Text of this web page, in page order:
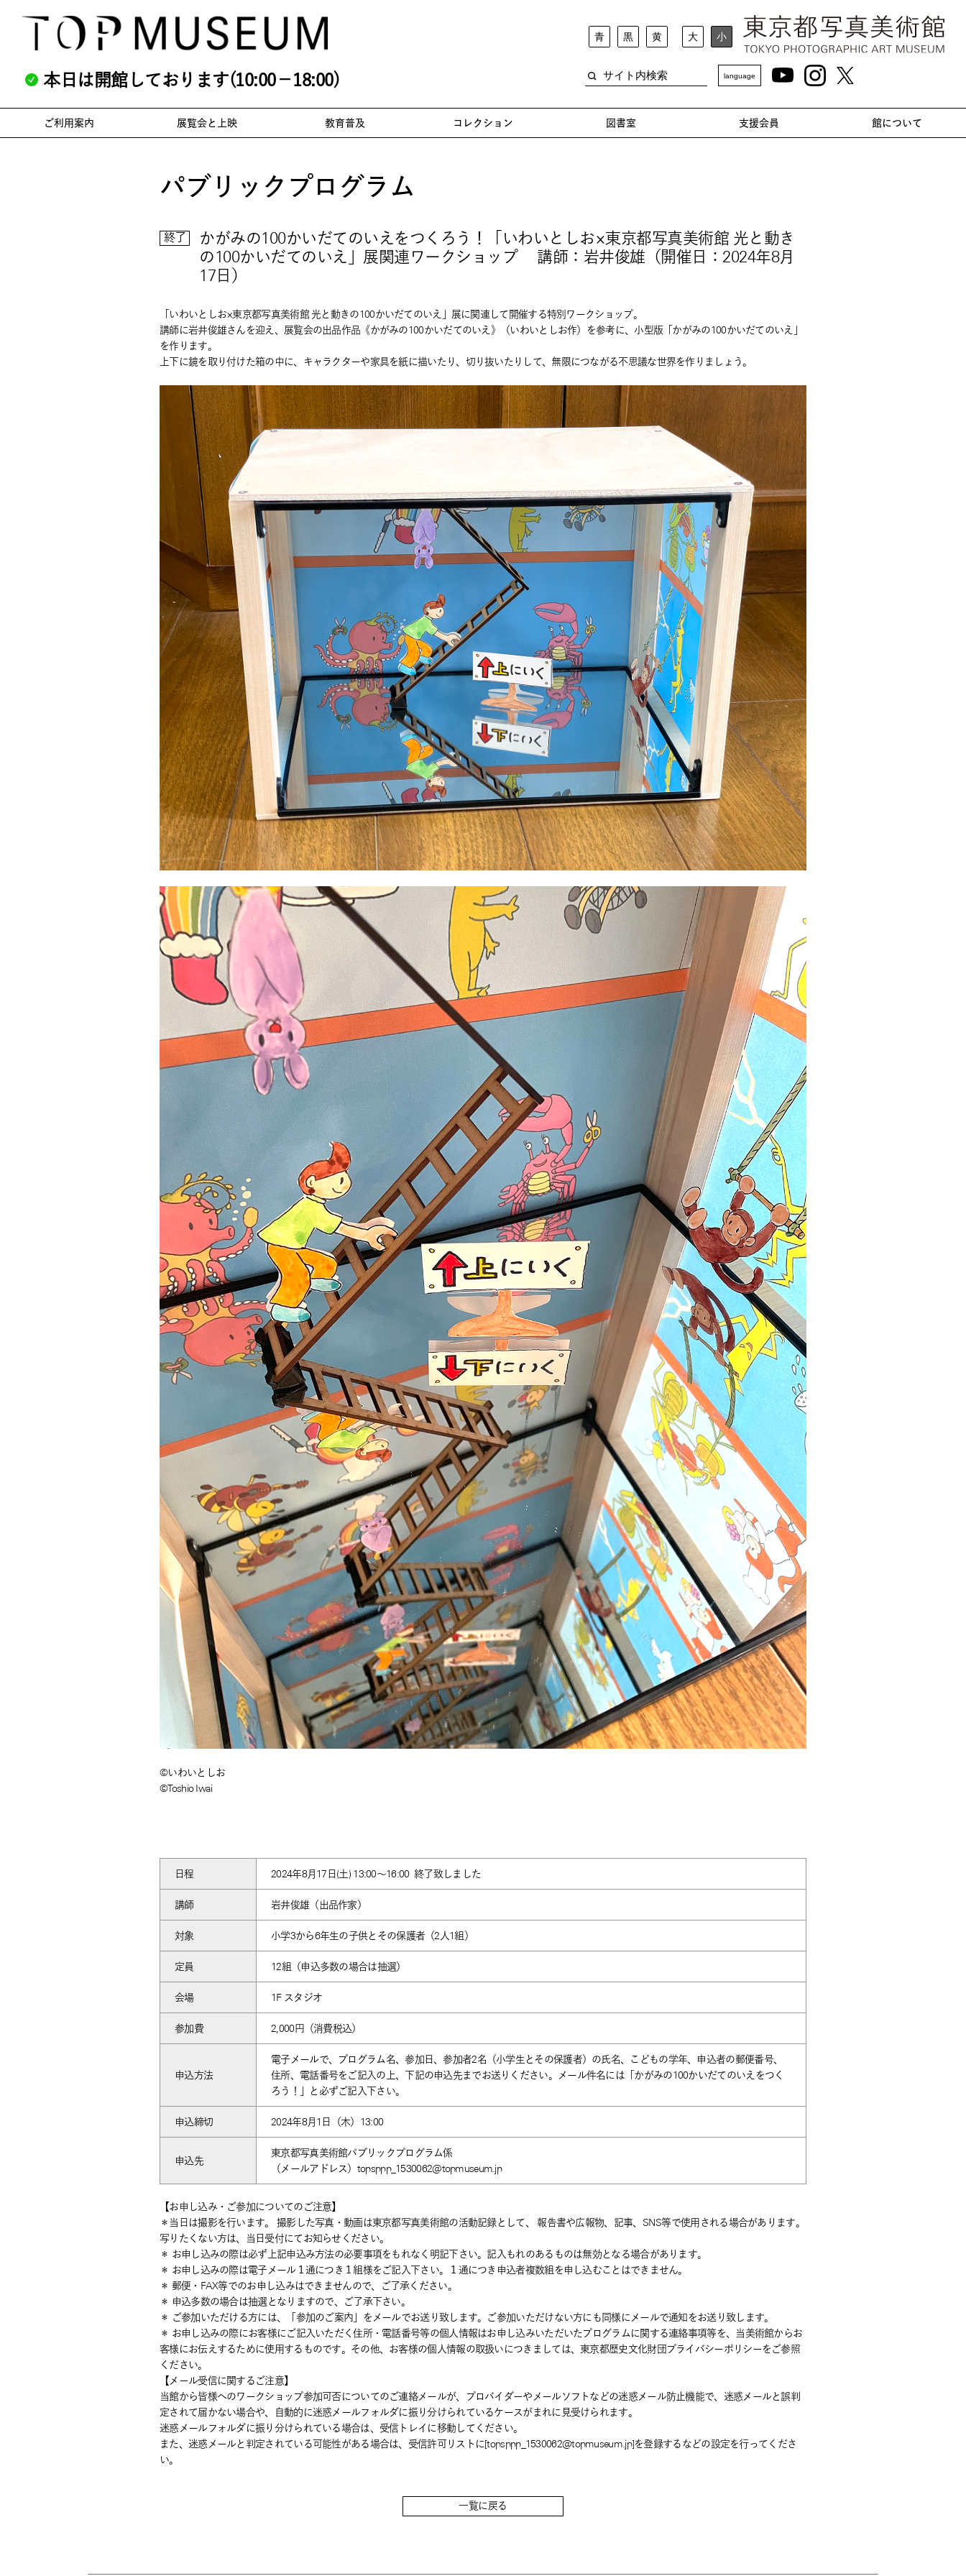
本日は開館しております(10:00－18:00)
青 黒 黄 大 小
language
ご利用案内 展覧会と上映 教育普及 コレクション 図書室 支援会員 館について
パブリックプログラム
終了
かがみの100かいだてのいえをつくろう！「いわいとしお×東京都写真美術館 光と動き
の100かいだてのいえ」展関連ワークショップ 講師：岩井俊雄（開催日：2024年8月
17日）
「いわいとしお×東京都写真美術館 光と動きの100かいだてのいえ」展に関連して開催する特別ワークショップ。
講師に岩井俊雄さんを迎え、展覧会の出品作品《かがみの100かいだてのいえ》（いわいとしお作）を参考に、小型版「かがみの100かいだてのいえ」
を作ります。
上下に鏡を取り付けた箱の中に、キャラクターや家具を紙に描いたり、切り抜いたりして、無限につながる不思議な世界を作りましょう。
©いわいとしお
©Toshio Iwai
日程 2024年8月17日(土) 13:00～16:00終了致しました
講師 岩井俊雄（出品作家）
対象 小学3から6年生の子供とその保護者（2人1組）
定員 12組（申込多数の場合は抽選）
会場 1F スタジオ
参加費 2,000円（消費税込）
申込方法
電子メールで、プログラム名、参加日、参加者2名（小学生とその保護者）の氏名、こどもの学年、申込者の郵便番号、
住所、電話番号をご記入の上、下記の申込先までお送りください。メール件名には「かがみの100かいだてのいえをつく
ろう！」と必ずご記入下さい。
申込締切 2024年8月1日（木）13:00
申込先
東京都写真美術館パブリックプログラム係
（メールアドレス）topsppp_1530062@topmuseum.jp
【お申し込み・ご参加についてのご注意】
＊当日は撮影を行います。 撮影した写真・動画は東京都写真美術館の活動記録として、 報告書や広報物、記事、SNS等で使用される場合があります。
写りたくない方は、当日受付にてお知らせください。
＊ お申し込みの際は必ず上記申込み方法の必要事項をもれなく明記下さい。記入もれのあるものは無効となる場合があります。
＊ お申し込みの際は電子メール１通につき１組様をご記入下さい。１通につき申込者複数組を申し込むことはできません。
＊ 郵便・FAX等でのお申し込みはできませんので、ご了承ください。
＊ 申込多数の場合は抽選となりますので、ご了承下さい。
＊ ご参加いただける方には、「参加のご案内」をメールでお送り致します。ご参加いただけない方にも同様にメールで通知をお送り致します。
＊ お申し込みの際にお客様にご記入いただく住所・電話番号等の個人情報はお申し込みいただいたプログラムに関する連絡事項等を、当美術館からお
客様にお伝えするために使用するものです。その他、お客様の個人情報の取扱いにつきましては、東京都歴史文化財団プライバシーポリシーをご参照
ください。
【メール受信に関するご注意】
当館から皆様へのワークショップ参加可否についてのご連絡メールが、プロバイダーやメールソフトなどの迷惑メール防止機能で、迷惑メールと誤判
定されて届かない場合や、自動的に迷惑メールフォルダに振り分けられているケースがまれに見受けられます。
迷惑メールフォルダに振り分けられている場合は、受信トレイに移動してください。
また、迷惑メールと判定されている可能性がある場合は、受信許可リストに[topsppp_1530062@topmuseum.jp]を登録するなどの設定を行ってくださ
い。
一覧に戻る